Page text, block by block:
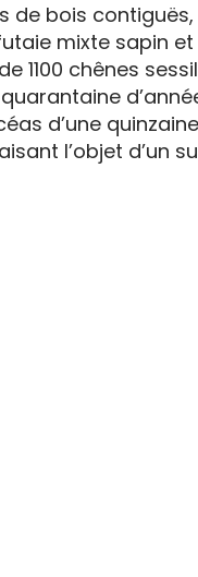
de bois
mixte sapin
1100 chênes
d’une
l’objet d’un